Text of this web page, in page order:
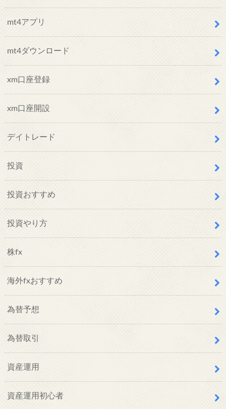
mt4アプリ
mt4ダウンロード
xm口座登録
xm口座開設
デイトレード
投資
投資おすすめ
投資やり方
株fx
海外fxおすすめ
為替予想
為替取引
資産運用
資産運用初心者